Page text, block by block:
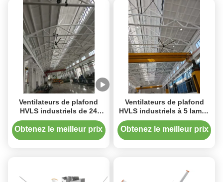
Ventilateurs de plafond
HVLS industriels de 24
pieds pour les stations de
métro à phase simple / à
Obtenez le meilleur prix
Ventilateurs de plafond
HVLS industriels à 5 lames
de 24 pieds 7,3 m avec
moteur PMSM
Obtenez le meilleur prix